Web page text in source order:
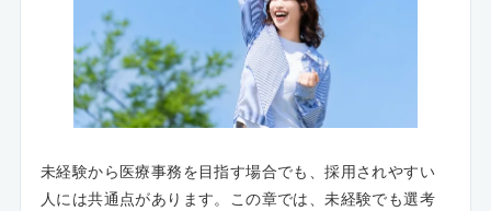
未経験から医療事務を目指す場合でも、採用されやすい
人には共通点があります。この章では、未経験でも選考